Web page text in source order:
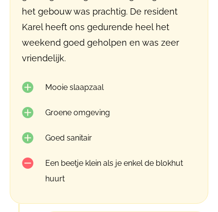
het gebouw was prachtig. De resident
Karel heeft ons gedurende heel het
weekend goed geholpen en was zeer
vriendelijk.
Mooie slaapzaal
Groene omgeving
Goed sanitair
Een beetje klein als je enkel de blokhut
huurt